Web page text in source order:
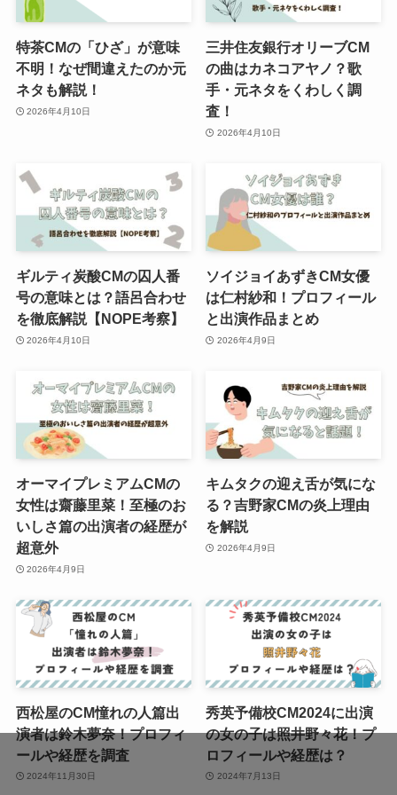
特茶CMの「ひざ」が意味
不明！なぜ間違えたのか元
ネタも解説！
2026年4月10日
三井住友銀行オリーブCM
の曲はカネコアヤノ？歌
手・元ネタをくわしく調
査！
2026年4月10日
ギルティ炭酸CMの囚人番
号の意味とは？語呂合わせ
を徹底解説【NOPE考察】
2026年4月10日
ソイジョイあずきCM女優
は仁村紗和！プロフィール
と出演作品まとめ
2026年4月9日
オーマイプレミアムCMの
女性は齋藤里菜！至極のお
いしさ篇の出演者の経歴が
超意外
2026年4月9日
キムタクの迎え舌が気にな
る？吉野家CMの炎上理由
を解説
2026年4月9日
西松屋のCM憧れの人篇出
演者は鈴木夢奈！プロフィ
ールや経歴を調査
2024年11月30日
秀英予備校CM2024に出演
の女の子は照井野々花！プ
ロフィールや経歴は？
2024年7月13日